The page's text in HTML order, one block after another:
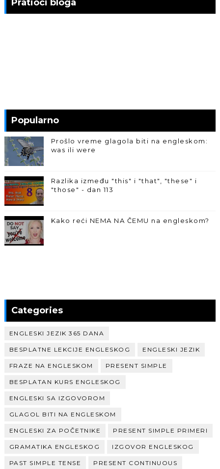
Pratioci bloga
Popularno
Prošlo vreme glagola biti na engleskom:
was ili were
Razlika između "this" i "that", "these" i
"those" - dan 113
Kako reći NEMA NA ČEMU na engleskom?
Categories
ENGLESKI JEZIK 365 DANA
BESPLATNE LEKCIJE ENGLESKOG ENGLESKI JEZIK
FRAZE NA ENGLESKOM PRESENT SIMPLE
BESPLATAN KURS ENGLESKOG
ENGLESKI SA IZGOVOROM
GLAGOL BITI NA ENGLESKOM
ENGLESKI ZA POČETNIKE PRESENT SIMPLE PRIMERI
GRAMATIKA ENGLESKOG IZGOVOR ENGLESKOG
PAST SIMPLE TENSE PRESENT CONTINUOUS